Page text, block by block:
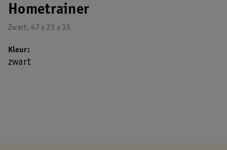
Hometrainer
Zwart, 47 x 23 x 35
Kleur
zwart